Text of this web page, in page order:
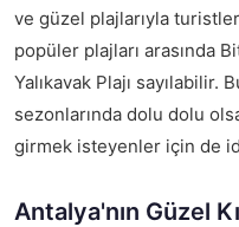
ve güzel plajlarıyla
popüler plajları arasında
Yalıkavak Plajı
sezonlarında dolu dolu
girmek isteyenler için de
Antalya'nın Güzel